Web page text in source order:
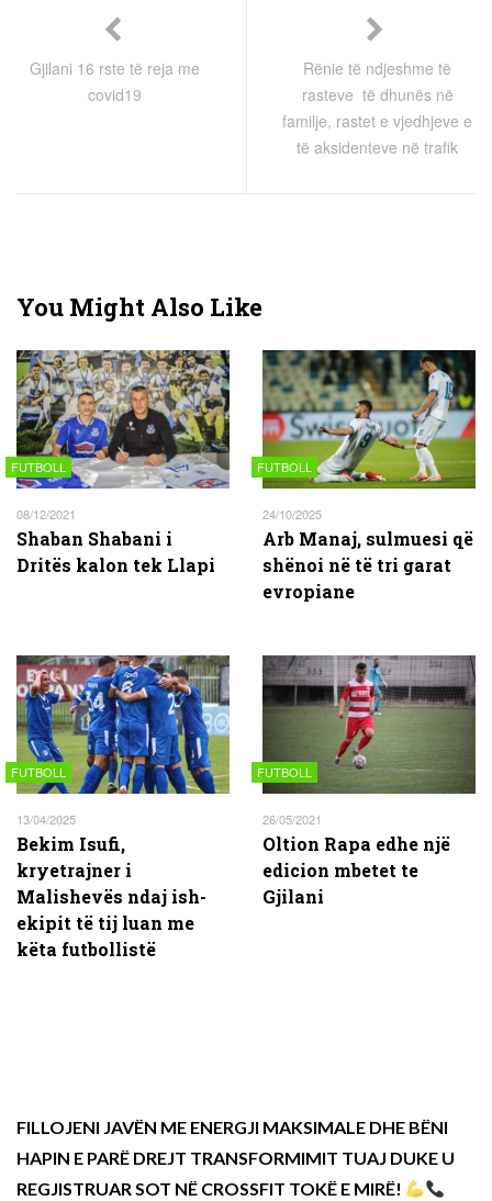
Gjilani 16 rste të reja me
covid19
Rënie të ndjeshme të
rasteve të dhunës në
familje, rastet e vjedhjeve e
të aksidenteve në trafik
You Might Also Like
FUTBOLL
08/12/2021
Shaban Shabani i
Dritës kalon tek Llapi
FUTBOLL
24/10/2025
Arb Manaj, sulmuesi që
shënoi në të tri garat
evropiane
FUTBOLL
13/04/2025
Bekim Isufi,
kryetrajner i
Malishevës ndaj ish-
ekipit të tij luan me
këta futbollistë
FUTBOLL
26/05/2021
Oltion Rapa edhe një
edicion mbetet te
Gjilani
FILLOJENI JAVËN ME ENERGJI MAKSIMALE DHE BËNI
HAPIN E PARË DREJT TRANSFORMIMIT TUAJ DUKE U
REGJISTRUAR SOT NË CROSSFIT TOKË E MIRË!